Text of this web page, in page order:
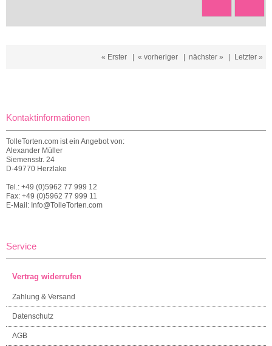
« Erster | « vorheriger | nächster » | Letzter »
Kontaktinformationen
TolleTorten.com ist ein Angebot von:
Alexander Müller
Siemensstr. 24
D-49770 Herzlake
Tel.: +49 (0)5962 77 999 12
Fax: +49 (0)5962 77 999 11
E-Mail: Info@TolleTorten.com
Service
Vertrag widerrufen
Zahlung & Versand
Datenschutz
AGB